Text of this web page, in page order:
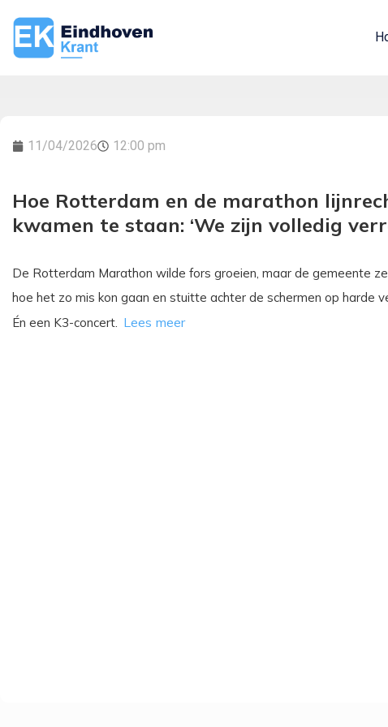
11/04/2026 12:00 pm
Hoe Rotterdam en de marathon
kwamen te staan: ‘We zijn volledig
De Rotterdam Marathon wilde fors groeien, maar de gemeente
hoe het zo mis kon gaan en stuitte achter de schermen op harde
Én een K3-concert.